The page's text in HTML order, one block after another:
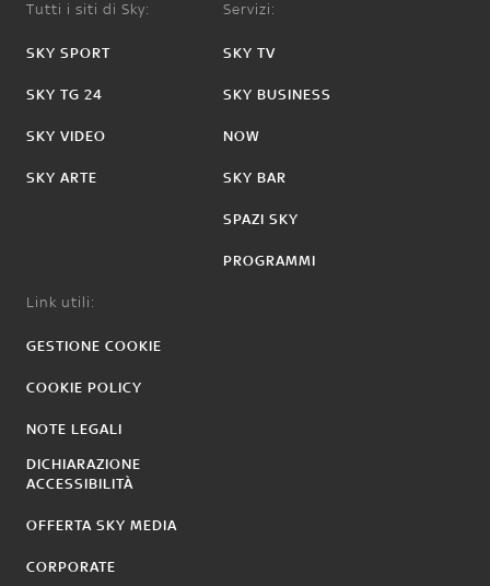
Tutti i siti di Sky:
SKY SPORT
SKY TG 24
SKY VIDEO
SKY ARTE
Servizi:
SKY TV
SKY BUSINESS
NOW
SKY BAR
SPAZI SKY
PROGRAMMI
Link utili:
GESTIONE COOKIE
COOKIE POLICY
NOTE LEGALI
DICHIARAZIONE
ACCESSIBILITÀ
OFFERTA SKY MEDIA
CORPORATE